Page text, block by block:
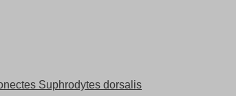
Suphrodytes dorsalis